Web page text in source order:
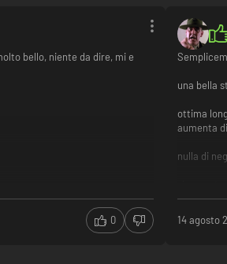
bello, niente da dire, mi e
0
una bella
ottima
aumenta
nulla di
storia
14 agosto